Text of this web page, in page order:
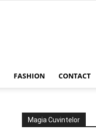
FASHION CONTACT
Magia Cuvintelor